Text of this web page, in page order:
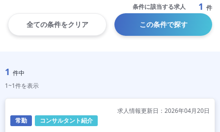
条件に該当する求人 1 件
全ての条件をクリア この条件で探す
1 件中
1~1件を表示
常勤 コンサルタント紹介
求人情報更新日：2026年04月20日